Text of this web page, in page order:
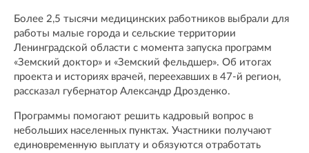
Более 2,5 тысячи медицинских работников выбрали для
работы малые города и сельские территории
Ленинградской области с момента запуска программ
«Земский доктор» и «Земский фельдшер». Об итогах
проекта и историях врачей, переехавших в 47-й регион,
рассказал губернатор Александр Дрозденко.
Программы помогают решить кадровый вопрос в
небольших населенных пунктах. Участники получают
единовременную выплату и обязуются отработать